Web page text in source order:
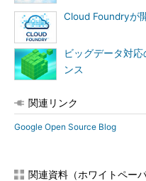
Cloud Foundryが
ビッグデータ対
ンス
関連リンク
Google Open Source Blog
関連資料（ホワイトペーパ